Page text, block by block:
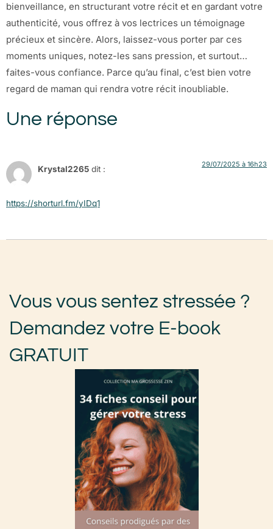
bienveillance, en structurant votre récit et en gardant votre
authenticité, vous offrez à vos lectrices un témoignage
précieux et sincère. Alors, laissez-vous porter par ces
moments uniques, notez-les sans pression, et surtout…
faites-vous confiance. Parce qu’au final, c’est bien votre
regard de maman qui rendra votre récit inoubliable.
Une réponse
Krystal2265 dit : 29/07/2025 à 16h23
https://shorturl.fm/yIDq1
Vous vous sentez stressée ?
Demandez votre E-book
GRATUIT